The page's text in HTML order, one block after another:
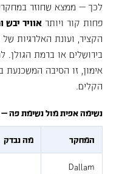
פחות קור ויותר אוויר יבש
הקציר, ועונת האלרגיות
בירושלים או ברמת הגולן.
אימון, זו הסיבה
הקלים.
נשימה אפית מול נשימת פה
המחקר מה נבדק
Dallam